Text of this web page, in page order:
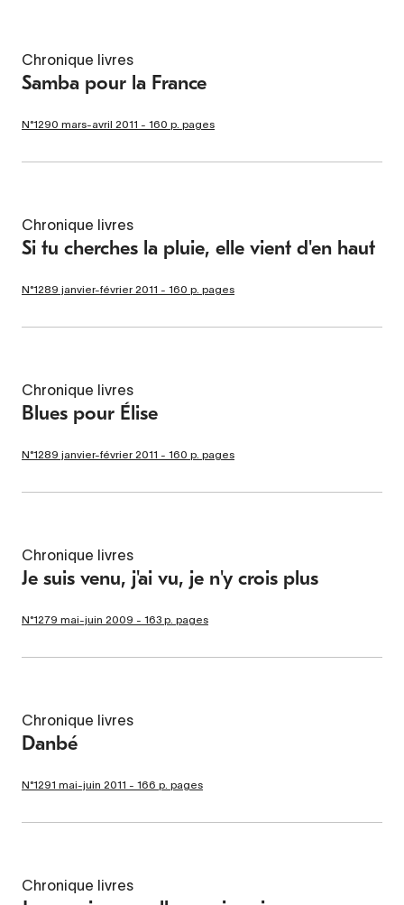
Chronique livres
Samba pour la France
N°1290 mars-avril 2011 - 160 p. pages
Chronique livres
Si tu cherches la pluie, elle vient d'en haut
N°1289 janvier-février 2011 - 160 p. pages
Chronique livres
Blues pour Élise
N°1289 janvier-février 2011 - 160 p. pages
Chronique livres
Je suis venu, j'ai vu, je n'y crois plus
N°1279 mai-juin 2009 - 163 p. pages
Chronique livres
Danbé
N°1291 mai-juin 2011 - 166 p. pages
Chronique livres